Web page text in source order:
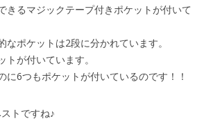
きるマジックテープ付きポケットが付いて
なポケットは2段に分かれています。
トが付いています。
に6つもポケットが付いているのです！！
トですね♪